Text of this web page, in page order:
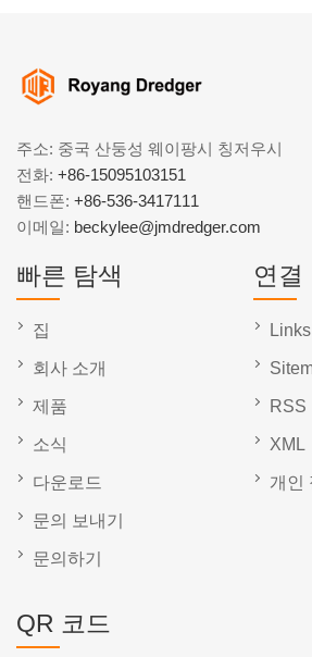
주소: 중국 산둥성 웨이팡시 칭저우시
전화: +86-15095103151
핸드폰: +86-536-3417111
이메일: beckylee@jmdredger.com
빠른 탐색
집
회사 소개
제품
소식
다운로드
문의 보내기
문의하기
연결
Links
RSS
XML
개인
QR 코드